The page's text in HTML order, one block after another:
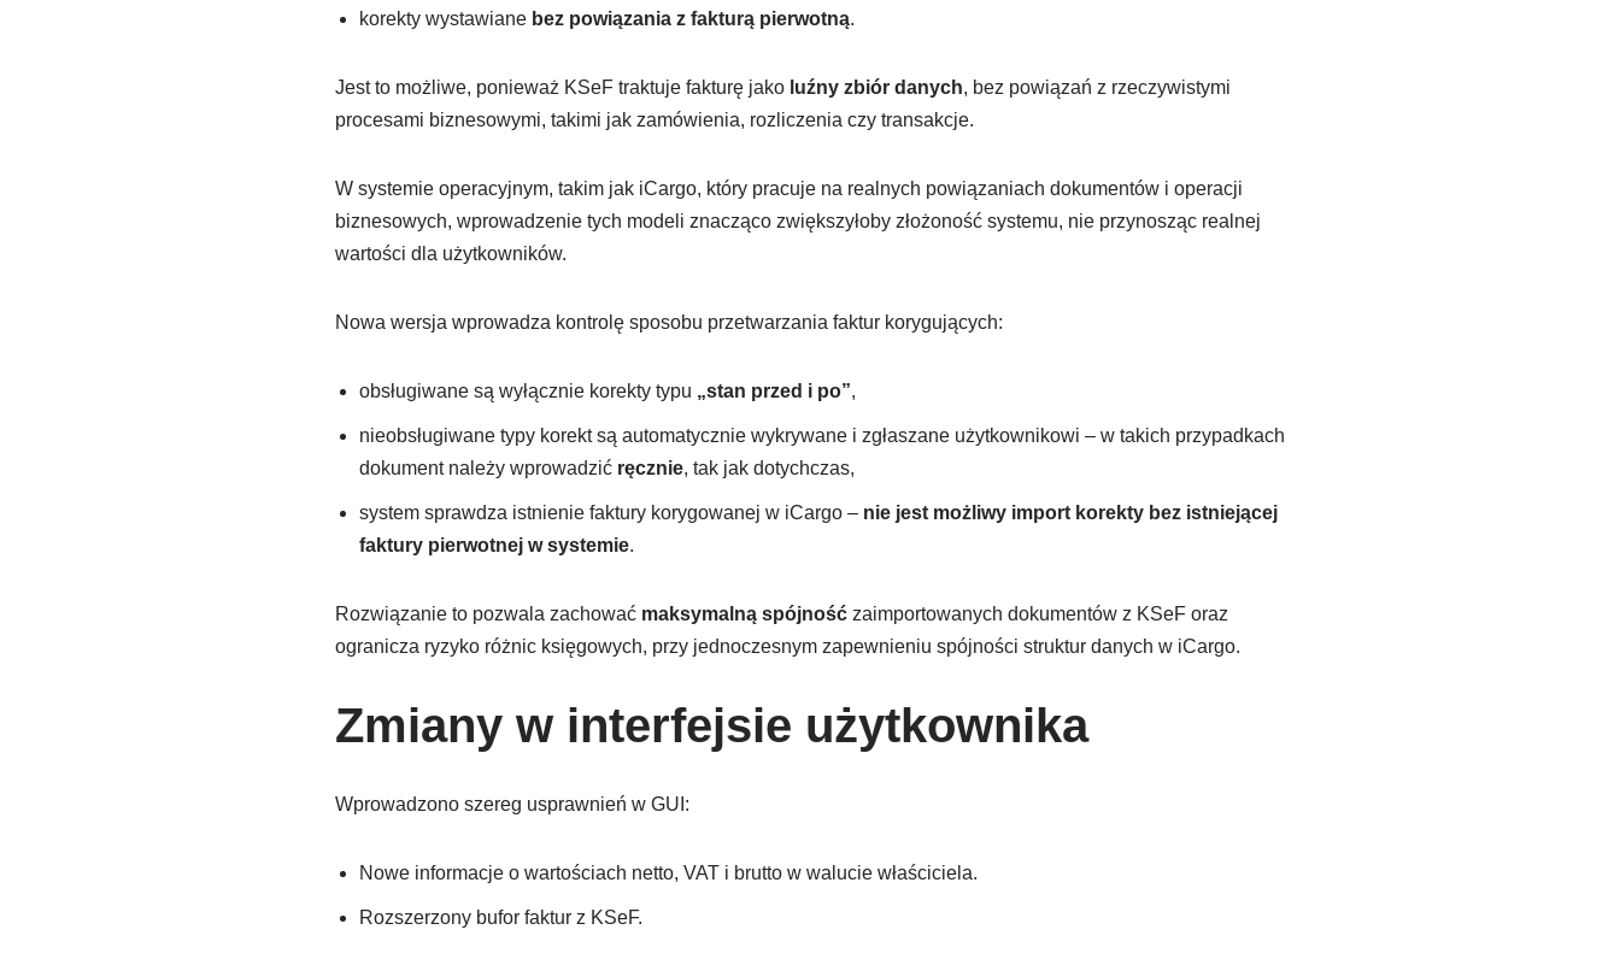
korekty wystawiane bez powiązania z fakturą pierwotną.
Jest to możliwe, ponieważ KSeF traktuje fakturę jako luźny zbiór danych, bez powiązań z rzeczywistymi
procesami biznesowymi, takimi jak zamówienia, rozliczenia czy transakcje.
W systemie operacyjnym, takim jak iCargo, który pracuje na realnych powiązaniach dokumentów i operacji
biznesowych, wprowadzenie tych modeli znacząco zwiększyłoby złożoność systemu, nie przynosząc realnej
wartości dla użytkowników.
Nowa wersja wprowadza kontrolę sposobu przetwarzania faktur korygujących:
obsługiwane są wyłącznie korekty typu „stan przed i po”,
nieobsługiwane typy korekt są automatycznie wykrywane i zgłaszane użytkownikowi – w takich przypadkach
dokument należy wprowadzić ręcznie, tak jak dotychczas,
system sprawdza istnienie faktury korygowanej w iCargo – nie jest możliwy import korekty bez istniejącej
faktury pierwotnej w systemie.
Rozwiązanie to pozwala zachować maksymalną spójnośćzaimportowanych dokumentów z KSeF oraz
ogranicza ryzyko różnic księgowych, przy jednoczesnym zapewnieniu spójności struktur danych w iCargo.
Zmiany w interfejsie użytkownika
Wprowadzono szereg usprawnień w GUI:
Nowe informacje o wartościach netto, VAT i brutto w walucie właściciela.
Rozszerzony bufor faktur z KSeF.